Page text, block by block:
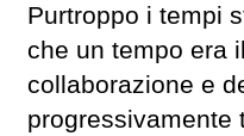
Purtroppo i tempi
che un tempo era
collaborazione e
progressivamente